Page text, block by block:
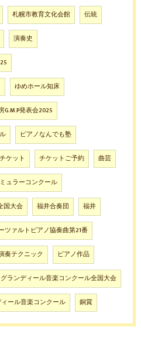
札幌市教育文化会館 伝統
演奏史
ゆめホール知床
G.M.P発表会2025
ピアノなんでも塾
チケット チケットご予約 曲芸
ュラーコンクール
国大会 福井合奏団 福井
ツァルトピアノ協奏曲第21番
奏テクニック ピアノ作品
ランディール音楽コンクール全国大会
ール音楽コンクール 銅賞